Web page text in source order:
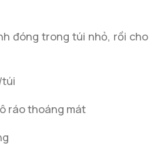
đóng trong túi nhỏ, rồi cho
túi
ráo thoáng mát